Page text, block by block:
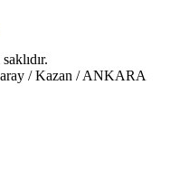
/ Kazan / ANKARA